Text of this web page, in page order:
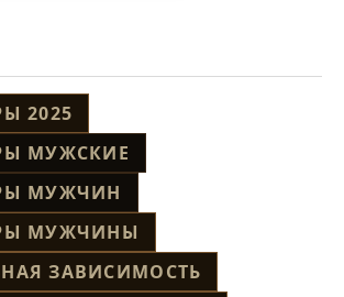
2025
МУЖСКИЕ
МУЖЧИН
МУЖЧИНЫ
ЗАВИСИМОСТЬ